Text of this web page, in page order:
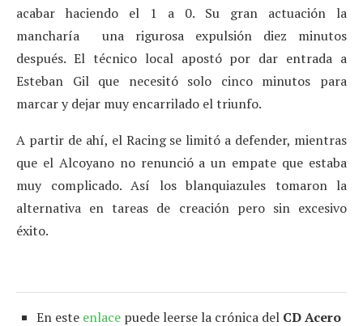
acabar haciendo el 1 a 0. Su gran actuación la
mancharía una rigurosa expulsión diez minutos
después. El técnico local apostó por dar entrada a
Esteban Gil que necesitó solo cinco minutos para
marcar y dejar muy encarrilado el triunfo.
A partir de ahí, el Racing se limitó a defender, mientras
que el Alcoyano no renunció a un empate que estaba
muy complicado. Así los blanquiazules tomaron la
alternativa en tareas de creación pero sin excesivo
éxito.
En este enlace puede leerse la crónica del CD Acero